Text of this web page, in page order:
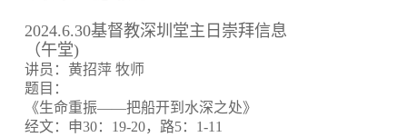
2024.6.30基督教深圳堂主日崇拜信息
（午堂)
讲员：黄招萍 牧师
题目：
《生命重振——把船开到水深之处》
经文：申30：19-20，路5：1-11